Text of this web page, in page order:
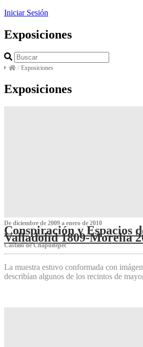
Iniciar Sesión
Exposiciones
/ Exposiciones
Exposiciones
De diciembre de 2009 a enero de 2010
Conspiración y Espacios
Valladolid 1809-Morelia
Castillo de Chapultepec
La muestra estuvo conformada con
describían algunos de los recintos de